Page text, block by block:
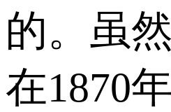
的。虽
在1870